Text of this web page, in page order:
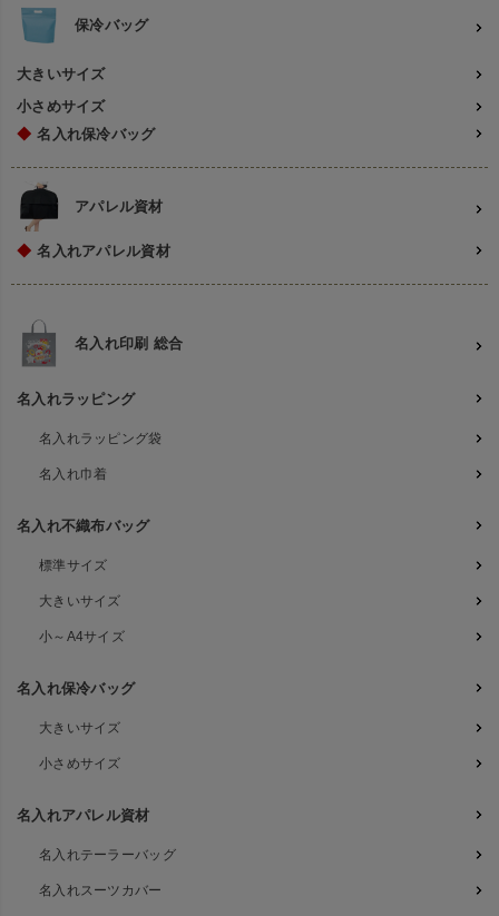
保冷バッグ
大きいサイズ
小さめサイズ
◆ 名入れ保冷バッグ
アパレル資材
◆ 名入れアパレル資材
名入れ印刷 総合
名入れラッピング
名入れラッピング袋
名入れ巾着
名入れ不織布バッグ
標準サイズ
大きいサイズ
小～A4サイズ
名入れ保冷バッグ
大きいサイズ
小さめサイズ
名入れアパレル資材
名入れテーラーバッグ
名入れスーツカバー